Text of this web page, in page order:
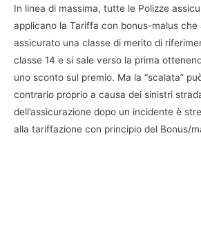
In linea di massima, tutte le Polizze
applicano la Tariffa con bonus-malus
assicurato una classe di merito di
classe 14 e si sale verso la prima
uno sconto sul premio. Ma la “scalata”
contrario proprio a causa dei sinistri
dell’assicurazione dopo un incidente è
alla tariffazione con principio del Bonus/